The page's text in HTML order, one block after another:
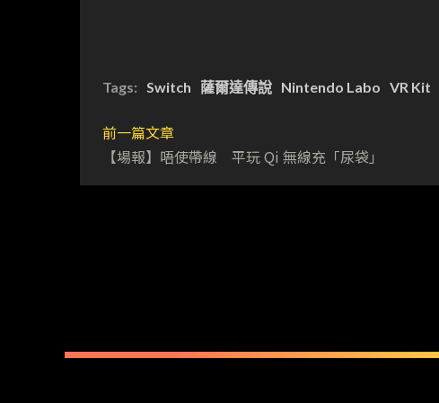
Tags: Switch 薩爾達傳說 Nintendo Labo VR Kit
前一篇文章
【場報】唔使帶線 平玩 Qi 無線充「尿袋」